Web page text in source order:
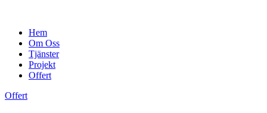
Hem
Om Oss
Tjänster
Projekt
Offert
Offert